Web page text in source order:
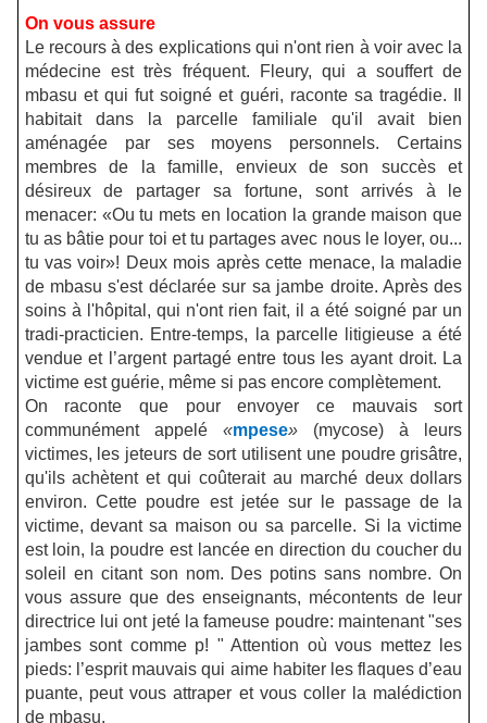
On vous assure
Le recours à des explications qui n'ont rien à voir avec la
médecine est très fréquent. Fleury, qui a souffert de
mbasu et qui fut soigné et guéri, raconte sa tragédie. Il
habitait dans la parcelle familiale qu'il avait bien
aménagée par ses moyens personnels. Certains
membres de la famille, envieux de son succès et
désireux de partager sa fortune, sont arrivés à le
menacer: «Ou tu mets en location la grande maison que
tu as bâtie pour toi et tu partages avec nous le loyer, ou...
tu vas voir»! Deux mois après cette menace, la maladie
de mbasu s'est déclarée sur sa jambe droite. Après des
soins à l'hôpital, qui n'ont rien fait, il a été soigné par un
tradi-practicien. Entre-temps, la parcelle litigieuse a été
vendue et l’argent partagé entre tous les ayant droit. La
victime est guérie, même si pas encore complètement.
On raconte que pour envoyer ce mauvais sort
communément appelé «mpese»(mycose) à leurs
victimes, les jeteurs de sort utilisent une poudre grisâtre,
qu'ils achètent et qui coûterait au marché deux dollars
environ. Cette poudre est jetée sur le passage de la
victime, devant sa maison ou sa parcelle. Si la victime
est loin, la poudre est lancée en direction du coucher du
soleil en citant son nom. Des potins sans nombre. On
vous assure que des enseignants, mécontents de leur
directrice lui ont jeté la fameuse poudre: maintenant "ses
jambes sont comme p! " Attention où vous mettez les
pieds: l’esprit mauvais qui aime habiter les flaques d’eau
puante, peut vous attraper et vous coller la malédiction
de mbasu.